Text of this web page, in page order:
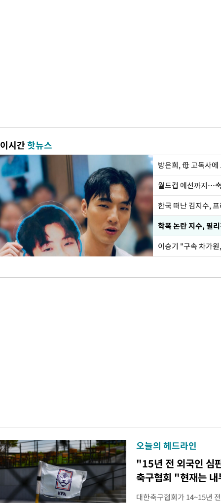
이시간핫뉴스
방은희, 母 고독사
월드컵 예선까지…
한국 떠난 김지수,
학폭 논란 지수, 필
이승기 "구속 차가
오늘의 헤드라인
"15년 전 외국인 심
축구협회 "현재는
대한축구협회가 14~15년